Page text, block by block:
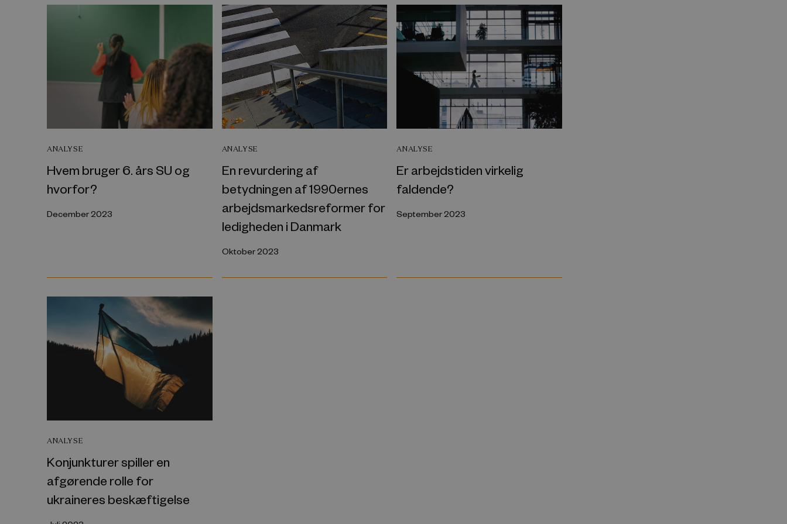
ANALYSE
Hvem bruger 6. års SU og
hvorfor?
December 2023
ANALYSE
En revurdering af
betydningen af 1990ernes
arbejdsmarkedsreformer for
ledigheden i Danmark
Oktober 2023
ANALYSE
Er arbejdstiden virkelig
faldende?
September 2023
ANALYSE
Konjunkturer spiller en
afgørende rolle for
ukraineres beskæftigelse